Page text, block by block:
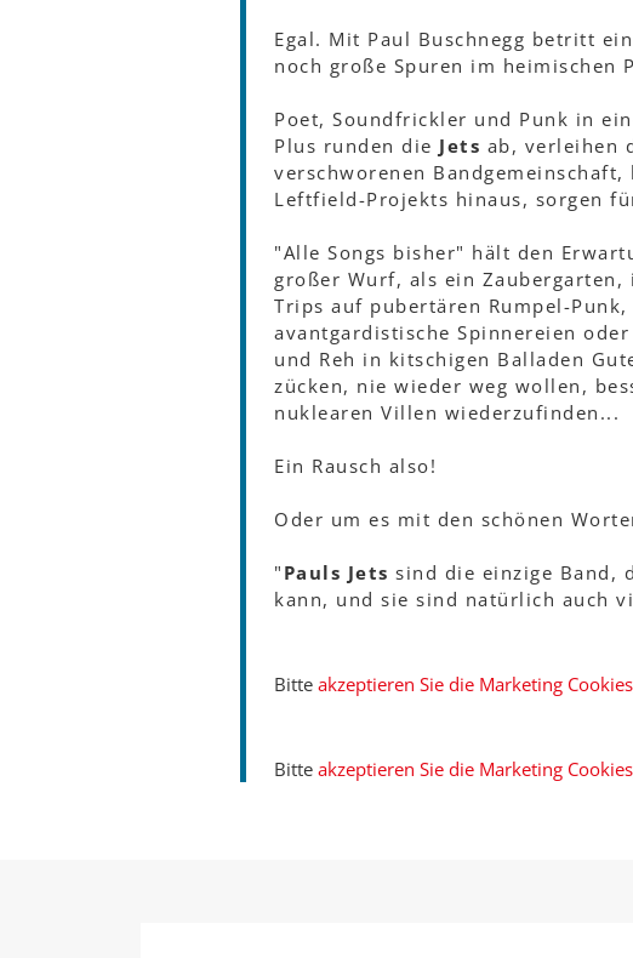
Egal. Mit Paul Buschnegg betritt
noch große Spuren im heimischen
Poet, Soundfrickler und Punk in
Plus runden die Jets ab, verleihen
verschworenen Bandgemeinschaft,
Leftfield-Projekts hinaus, sorgen
"Alle Songs bisher" hält den
großer Wurf, als ein
Trips auf pubertären Rumpel-
avantgardistische Spinnereien
und Reh in kitschigen Balladen
zücken, nie wieder weg wollen,
nuklearen Villen wiederzufinden...
Ein Rausch also!
Oder um es mit den schönen
" Pauls Jets sind die einzige Band,
kann, und sie sind natürlich auch
Bitte akzeptieren Sie die Marketing Cookies
Bitte akzeptieren Sie die Marketing Cookies